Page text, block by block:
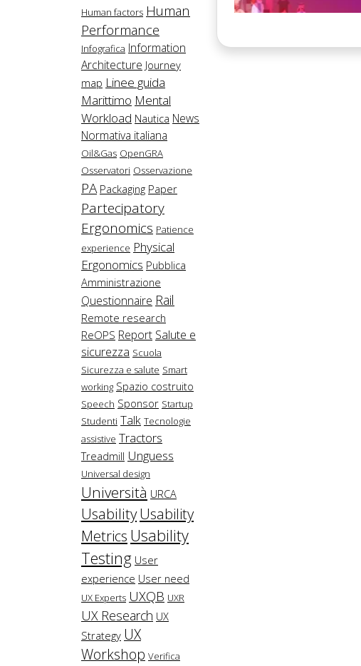
Human factors Human
Performance
Infografica Information
Architecture Journey
map Linee guida
Marittimo Mental
Workload Nautica News
Normativa italiana
Oil&Gas OpenGRA
Osservatori Osservazione
PA Packaging Paper
Partecipatory
Ergonomics Patience
experience Physical
Ergonomics Pubblica
Amministrazione
Questionnaire Rail
Remote research
ReOPS Report Salute e
sicurezza Scuola
Sicurezza e salute Smart
working Spazio costruito
Speech Sponsor Startup
Studenti Talk Tecnologie
assistive Tractors
Treadmill Unguess
Universal design
Università URCA
UsabilityUsability
Metrics Usability
Testing User
experience User need
UX Experts UXQB UXR
UX Research UX
Strategy UX
Workshop Verifica